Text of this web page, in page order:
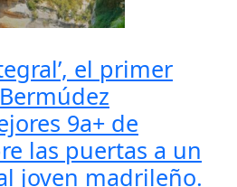
el primer
9a+ de
las puertas a un
joven madrileño.